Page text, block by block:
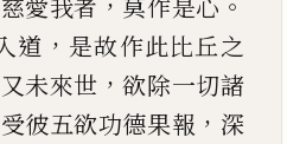
慈愛我者 莫作是心
道 ， 是故作此比丘之
又未來世 ，欲除一切諸
受彼五欲功德果報 ， 深